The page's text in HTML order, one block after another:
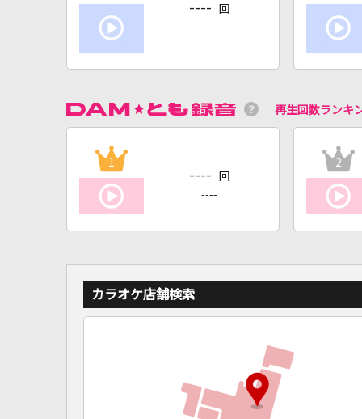
---- 回
----
再生回数ランキ
1
---- 回
----
2
カラオケ店舗検索